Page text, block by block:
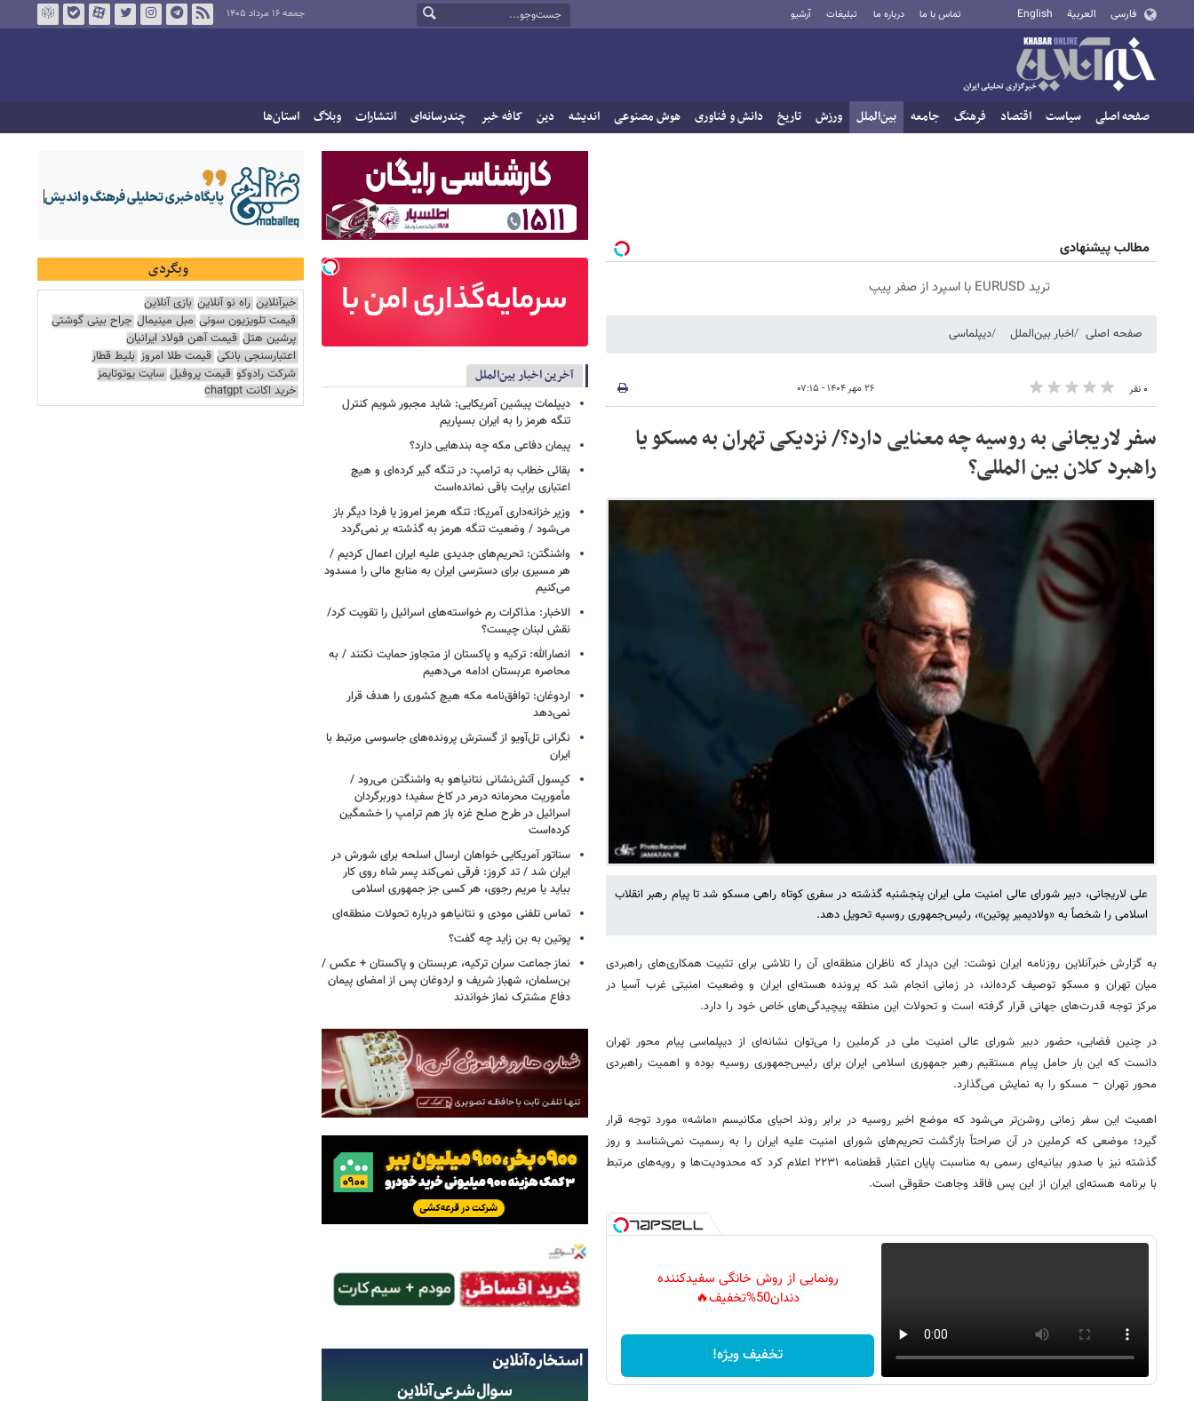
فارسی العربية English تماس با ما درباره ما تبلیغات آرشیو جمعه ۱۶ مرداد ۱۴۰۵
صفحه اصلی سیاست اقتصاد فرهنگ جامعه بین‌الملل ورزش تاریخ دانش و فناوری هوش مصنوعی اندیشه دین کافه خبر چندرسانه‌ای انتشارات وبلاگ استان‌ها
مطالب پیشنهادی
ترید EURUSD با اسپرد از صفر پیپ
صفحه اصلی اخبار بین‌الملل دیپلماسی
۰ نفر ۲۶ مهر ۱۴۰۴ - ۰۷:۱۵
سفر لاریجانی به روسیه چه معنایی دارد؟/ نزدیکی تهران به مسکو یا
راهبرد کلان بین المللی؟
علی لاریجانی، دبیر شورای عالی امنیت ملی ایران پنجشنبه گذشته در سفری کوتاه راهی مسکو شد تا پیام رهبر انقلاب
اسلامی را شخصاً به «ولادیمیر پوتین»، رئیس‌جمهوری روسیه تحویل دهد.
به گزارش خبرآنلاین روزنامه ایران نوشت: این دیدار که ناظران منطقه‌ای آن را تلاشی برای تثبیت همکاری‌های راهبردی
میان تهران و مسکو توصیف کرده‌اند، در زمانی انجام شد که پرونده هسته‌ای ایران و وضعیت امنیتی غرب آسیا در
مرکز توجه قدرت‌های جهانی قرار گرفته است و تحولات این منطقه پیچیدگی‌های خاص خود را دارد.
در چنین فضایی، حضور دبیر شورای عالی امنیت ملی در کرملین را می‌توان نشانه‌ای از دیپلماسی پیام ‌محور تهران
دانست که این بار حامل پیام مستقیم رهبر جمهوری اسلامی ایران برای رئیس‌جمهوری روسیه بوده و اهمیت راهبردی
محور تهران – مسکو را به نمایش می‌گذارد.
اهمیت این سفر زمانی روشن‌تر می‌شود که موضع اخیر روسیه در برابر روند احیای مکانیسم «ماشه» مورد توجه قرار
گیرد؛ موضعی که کرملین در آن صراحتاً بازگشت تحریم‌های شورای امنیت علیه ایران را به رسمیت نمی‌شناسد و روز
گذشته نیز با صدور بیانیه‌ای رسمی به مناسبت پایان اعتبار قطعنامه ۲۲۳۱ اعلام کرد که محدودیت‌ها و رویه‌های مرتبط
با برنامه هسته‌ای ایران از این پس فاقد وجاهت حقوقی است.
رونمایی از روش خانگی سفیدکننده
دندان50%تخفیف🔥
تخفیف ویژه!
آخرین اخبار بین‌الملل
دیپلمات پیشین آمریکایی: شاید مجبور شویم کنترل
تنگه هرمز را به ایران بسپاریم
پیمان دفاعی مکه چه بندهایی دارد؟
بقائی خطاب به ترامپ: در تنگه گیر کرده‌ای و هیچ
اعتباری برایت باقی نمانده‌است
وزیر خزانه‌داری آمریکا: تنگه هرمز امروز یا فردا دیگر باز
می‌شود / وضعیت تنگه هرمز به گذشته بر نمی‌گردد
واشنگتن: تحریم‌های جدیدی علیه ایران اعمال کردیم /
هر مسیری برای دسترسی ایران به منابع مالی را مسدود
می‌کنیم
الاخبار: مذاکرات رم خواسته‌های اسرائیل را تقویت کرد/
نقش لبنان چیست؟
انصارالله: ترکیه و پاکستان از متجاوز حمایت نکنند / به
محاصره عربستان ادامه می‌دهیم
اردوغان: توافق‌نامه مکه هیچ کشوری را هدف قرار
نمی‌دهد
نگرانی تل‌آویو از گسترش پرونده‌های جاسوسی مرتبط با
ایران
کپسول آتش‌نشانی نتانیاهو به واشنگتن می‌رود /
مأموریت محرمانه درمر در کاخ سفید؛ دوربرگردان
اسرائیل در طرح صلح غزه باز هم ترامپ را خشمگین
کرده‌است
سناتور آمریکایی خواهان ارسال اسلحه برای شورش در
ایران شد / تد کروز: فرقی نمی‌کند پسر شاه روی کار
بیاید یا مریم رجوی، هر کسی جز جمهوری اسلامی
تماس تلفنی مودی و نتانیاهو درباره تحولات منطقه‌ای
پوتین به بن زاید چه گفت؟
نماز جماعت سران ترکیه، عربستان و پاکستان + عکس /
بن‌سلمان، شهباز شریف و اردوغان پس از امضای پیمان
دفاع مشترک نماز خواندند
وبگردی
خبرآنلاین راه نو آنلاین بازی آنلاین
قیمت تلویزیون سونی مبل مینیمال جراح بینی گوشتی
پرشین هتل قیمت آهن فولاد ایرانیان
اعتبارسنجی بانکی قیمت طلا امروز بلیط قطار
شرکت رادوکو قیمت پروفیل سایت یوتوتایمز
خرید اکانت chatgpt